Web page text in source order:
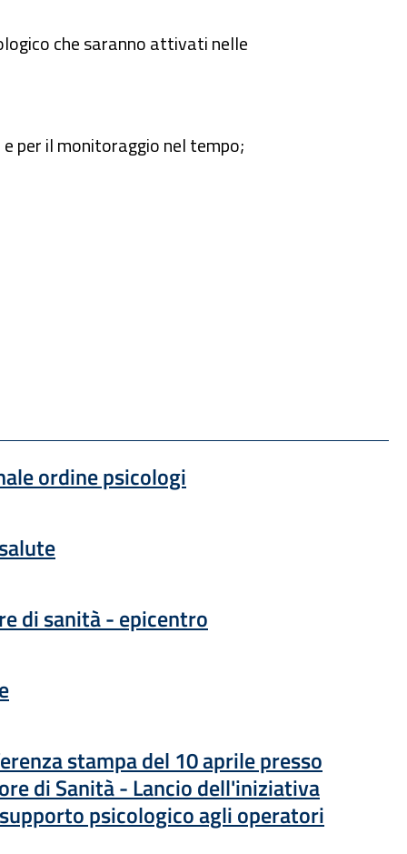
che saranno attivati nelle
per il monitoraggio nel tempo;
ordine psicologi
nuova finestra
nuova finestra
di sanità - epicentro
nuova finestra
nuova finestra
stampa del 10 aprile presso
di Sanità - Lancio dell'iniziativa
psicologico agli operatori